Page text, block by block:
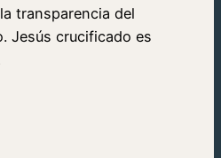
transparencia del
Jesús crucificado es